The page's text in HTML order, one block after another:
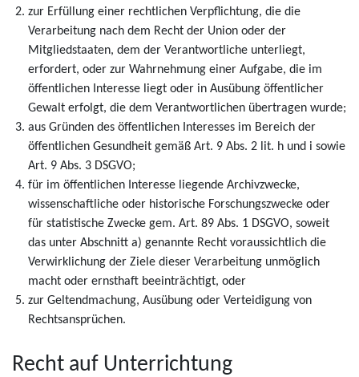
zur Erfüllung einer rechtlichen Verpflichtung, die die
Verarbeitung nach dem Recht der Union oder der
Mitgliedstaaten, dem der Verantwortliche unterliegt,
erfordert, oder zur Wahrnehmung einer Aufgabe, die im
öffentlichen Interesse liegt oder in Ausübung öffentlicher
Gewalt erfolgt, die dem Verantwortlichen übertragen wurde;
aus Gründen des öffentlichen Interesses im Bereich der
öffentlichen Gesundheit gemäß Art. 9 Abs. 2 lit. h und i sowie
Art. 9 Abs. 3 DSGVO;
für im öffentlichen Interesse liegende Archivzwecke,
wissenschaftliche oder historische Forschungszwecke oder
für statistische Zwecke gem. Art. 89 Abs. 1 DSGVO, soweit
das unter Abschnitt a) genannte Recht voraussichtlich die
Verwirklichung der Ziele dieser Verarbeitung unmöglich
macht oder ernsthaft beeinträchtigt, oder
zur Geltendmachung, Ausübung oder Verteidigung von
Rechtsansprüchen.
Recht auf Unterrichtung